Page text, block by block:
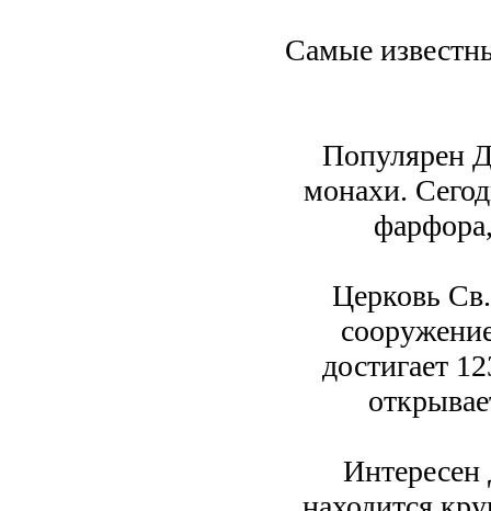
Самые
Популярен
монахи.
Церковь
достигает
Интересен